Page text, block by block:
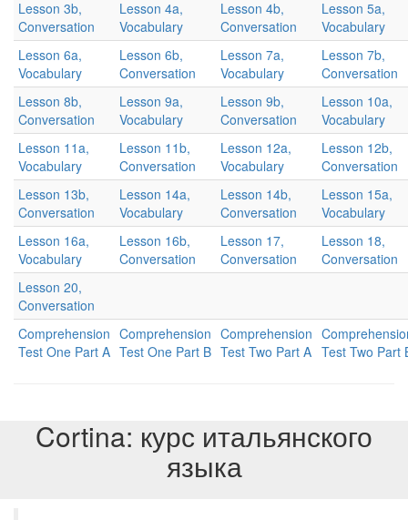
Lesson 3b,
Conversation
Lesson 4a,
Vocabulary
Lesson 4b,
Conversation
Lesson 5a,
Vocabulary
Lesson 6a,
Vocabulary
Lesson 6b,
Conversation
Lesson 7a,
Vocabulary
Lesson 7b,
Conversation
Lesson 8b,
Conversation
Lesson 9a,
Vocabulary
Lesson 9b,
Conversation
Lesson 10a,
Vocabulary
Lesson 11a,
Vocabulary
Lesson 11b,
Conversation
Lesson 12a,
Vocabulary
Lesson 12b,
Conversation
Lesson 13b,
Conversation
Lesson 14a,
Vocabulary
Lesson 14b,
Conversation
Lesson 15a,
Vocabulary
Lesson 16a,
Vocabulary
Lesson 16b,
Conversation
Lesson 17,
Conversation
Lesson 18,
Conversation
Lesson 20,
Conversation
Comprehension
Test One Part A
Comprehension
Test One Part B
Comprehension
Test Two Part A Test Two Part
Cortina: курс итальянского
языка